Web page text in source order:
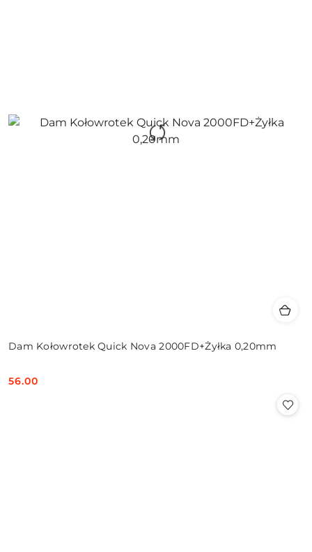
Dam Kołowrotek Quick Nova 2000FD+Żyłka 0,20mm
Cena:
56.00